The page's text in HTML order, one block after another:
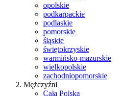
opolskie
podkarpackie
podlaskie
pomorskie
śląskie
świętokrzyskie
warmińsko-mazurskie
wielkopolskie
zachodniopomorskie
Mężczyźni
Cała Polska